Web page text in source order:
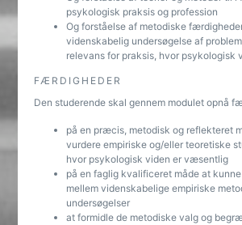
psykologisk praksis og profession
Og forståelse af metodiske
videnskabelig undersøgelse af
relevans for praksis, hvor psykologisk
FÆRDIGHEDER
Den studerende skal gennem modulet opnå
på en præcis, metodisk og reflekteret
vurdere empiriske og/eller teoretiske
hvor psykologisk viden er væsentlig
på en faglig kvalificeret måde at
mellem videnskabelige empiriske
undersøgelser
at formidle de metodiske valg og